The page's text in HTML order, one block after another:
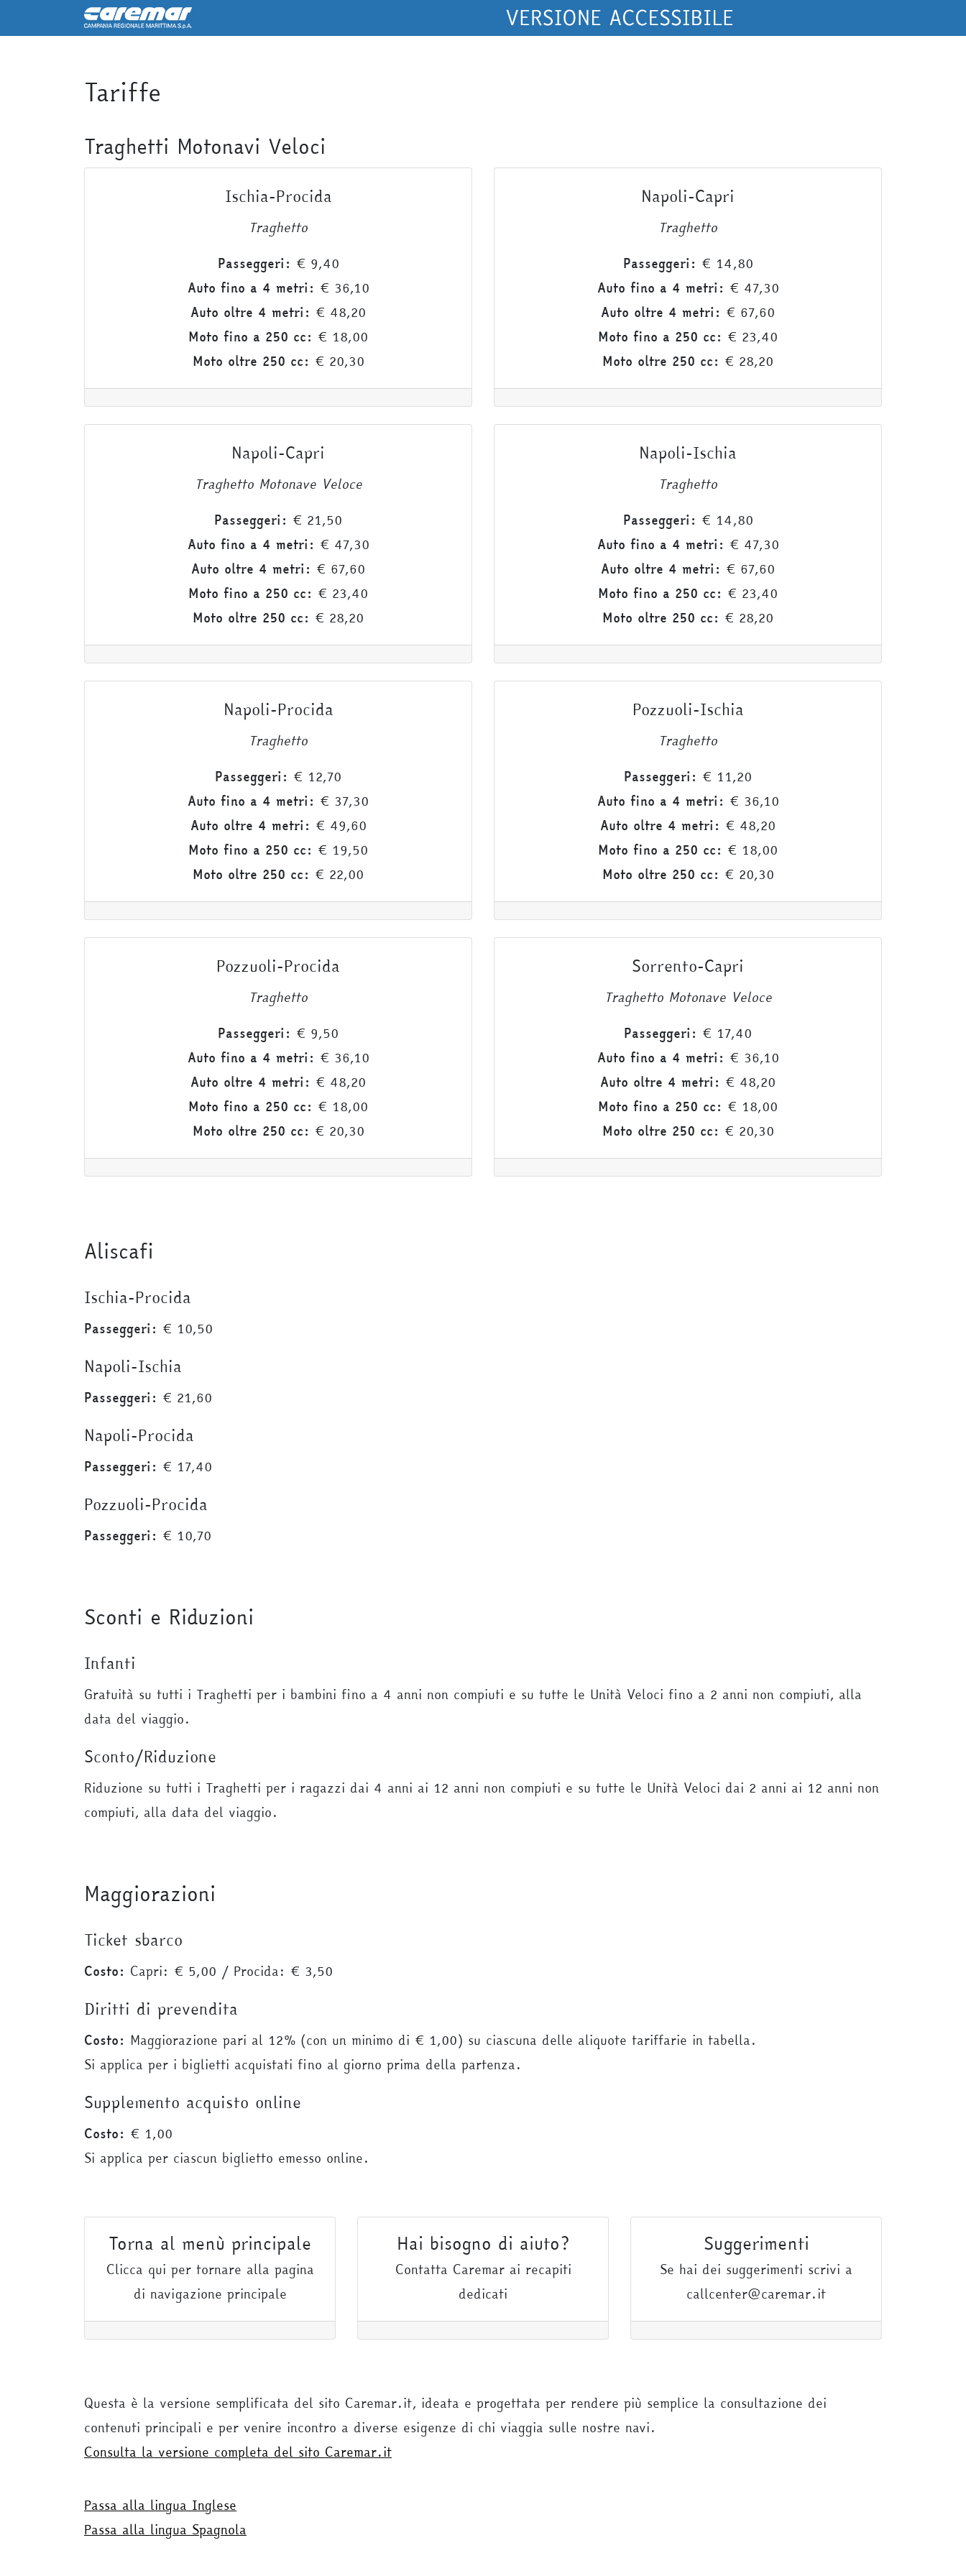
Tariffe
Traghetti Motonavi Veloci
Ischia-Procida
Traghetto
Passeggeri: € 9,40
Auto fino a 4 metri: € 36,10
Auto oltre 4 metri: € 48,20
Moto fino a 250 cc: € 18,00
Moto oltre 250 cc: € 20,30
Napoli-Capri
Traghetto
Passeggeri: € 14,80
Auto fino a 4 metri: € 47,30
Auto oltre 4 metri: € 67,60
Moto fino a 250 cc: € 23,40
Moto oltre 250 cc: € 28,20
Napoli-Capri
Traghetto Motonave Veloce
Passeggeri: € 21,50
Auto fino a 4 metri: € 47,30
Auto oltre 4 metri: € 67,60
Moto fino a 250 cc: € 23,40
Moto oltre 250 cc: € 28,20
Napoli-Ischia
Traghetto
Passeggeri: € 14,80
Auto fino a 4 metri: € 47,30
Auto oltre 4 metri: € 67,60
Moto fino a 250 cc: € 23,40
Moto oltre 250 cc: € 28,20
Napoli-Procida
Traghetto
Passeggeri: € 12,70
Auto fino a 4 metri: € 37,30
Auto oltre 4 metri: € 49,60
Moto fino a 250 cc: € 19,50
Moto oltre 250 cc: € 22,00
Pozzuoli-Ischia
Traghetto
Passeggeri: € 11,20
Auto fino a 4 metri: € 36,10
Auto oltre 4 metri: € 48,20
Moto fino a 250 cc: € 18,00
Moto oltre 250 cc: € 20,30
Pozzuoli-Procida
Traghetto
Passeggeri: € 9,50
Auto fino a 4 metri: € 36,10
Auto oltre 4 metri: € 48,20
Moto fino a 250 cc: € 18,00
Moto oltre 250 cc: € 20,30
Sorrento-Capri
Traghetto Motonave Veloce
Passeggeri: € 17,40
Auto fino a 4 metri: € 36,10
Auto oltre 4 metri: € 48,20
Moto fino a 250 cc: € 18,00
Moto oltre 250 cc: € 20,30
Aliscafi
Ischia-Procida
Passeggeri: € 10,50
Napoli-Ischia
Passeggeri: € 21,60
Napoli-Procida
Passeggeri: € 17,40
Pozzuoli-Procida
Passeggeri: € 10,70
Sconti e Riduzioni
Infanti
Gratuità su tutti i Traghetti per i bambini fino a 4 anni non compiuti e su tutte le Unità Veloci fino a 2 anni non compiuti, alla
data del viaggio.
Sconto/Riduzione
Riduzione su tutti i Traghetti per i ragazzi dai 4 anni ai 12 anni non compiuti e su tutte le Unità Veloci dai 2 anni ai 12 anni non
compiuti, alla data del viaggio.
Maggiorazioni
Ticket sbarco
Costo: Capri: € 5,00 / Procida: € 3,50
Diritti di prevendita
Costo: Maggiorazione pari al 12% (con un minimo di € 1,00) su ciascuna delle aliquote tariffarie in tabella.
Si applica per i biglietti acquistati fino al giorno prima della partenza.
Supplemento acquisto online
Costo: € 1,00
Si applica per ciascun biglietto emesso online.
Torna al menù principale
Clicca qui per tornare alla pagina
di navigazione principale
Hai bisogno di aiuto?
Contatta Caremar ai recapiti
dedicati
Suggerimenti
Se hai dei suggerimenti scrivi a
callcenter@caremar.it
Questa è la versione semplificata del sito Caremar.it, ideata e progettata per rendere più semplice la consultazione dei
contenuti principali e per venire incontro a diverse esigenze di chi viaggia sulle nostre navi.
Consulta la versione completa del sito Caremar.it
Passa alla lingua Inglese
Passa alla lingua Spagnola